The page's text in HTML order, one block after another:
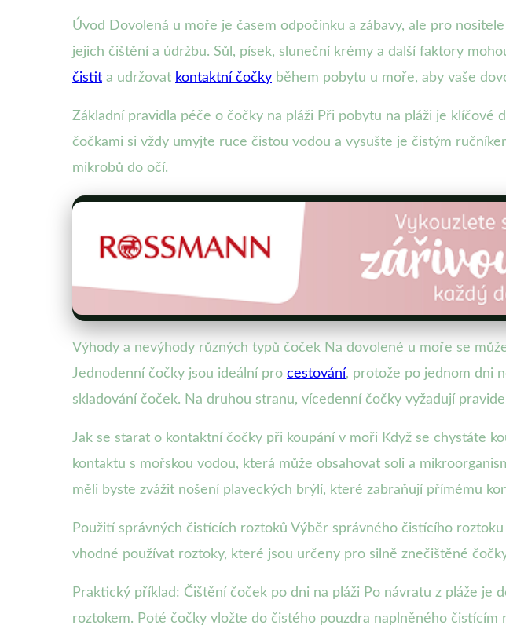
Úvod Dovolená u moře je časem odpočinku a zábavy, ale pro nositele
jejich čištění a údržbu. Sůl, písek, sluneční krémy a další faktory
čistit a udržovat kontaktní čočky během pobytu u moře, aby vaše
Základní pravidla péče o čočky na pláži Při pobytu na pláži je
čočkami si vždy umyjte ruce čistou vodou a vysušte je čistým
mikrobů do očí.
Výhody a nevýhody různých typů čoček Na dovolené u moře se
Jednodenní čočky jsou ideální pro cestování, protože po jednom dni
skladování čoček. Na druhou stranu, vícedenní čočky vyžadují
Jak se starat o kontaktní čočky při koupání v moři Když se chystáte
kontaktu s mořskou vodou, která může obsahovat soli a
měli byste zvážit nošení plaveckých brýlí, které zabraňují přímému
Použití správných čistících roztoků Výběr správného čistícího
vhodné používat roztoky, které jsou určeny pro silně znečištěné
Praktický příklad: Čištění čoček po dni na pláži Po návratu z pláže
roztokem. Poté čočky vložte do čistého pouzdra naplněného